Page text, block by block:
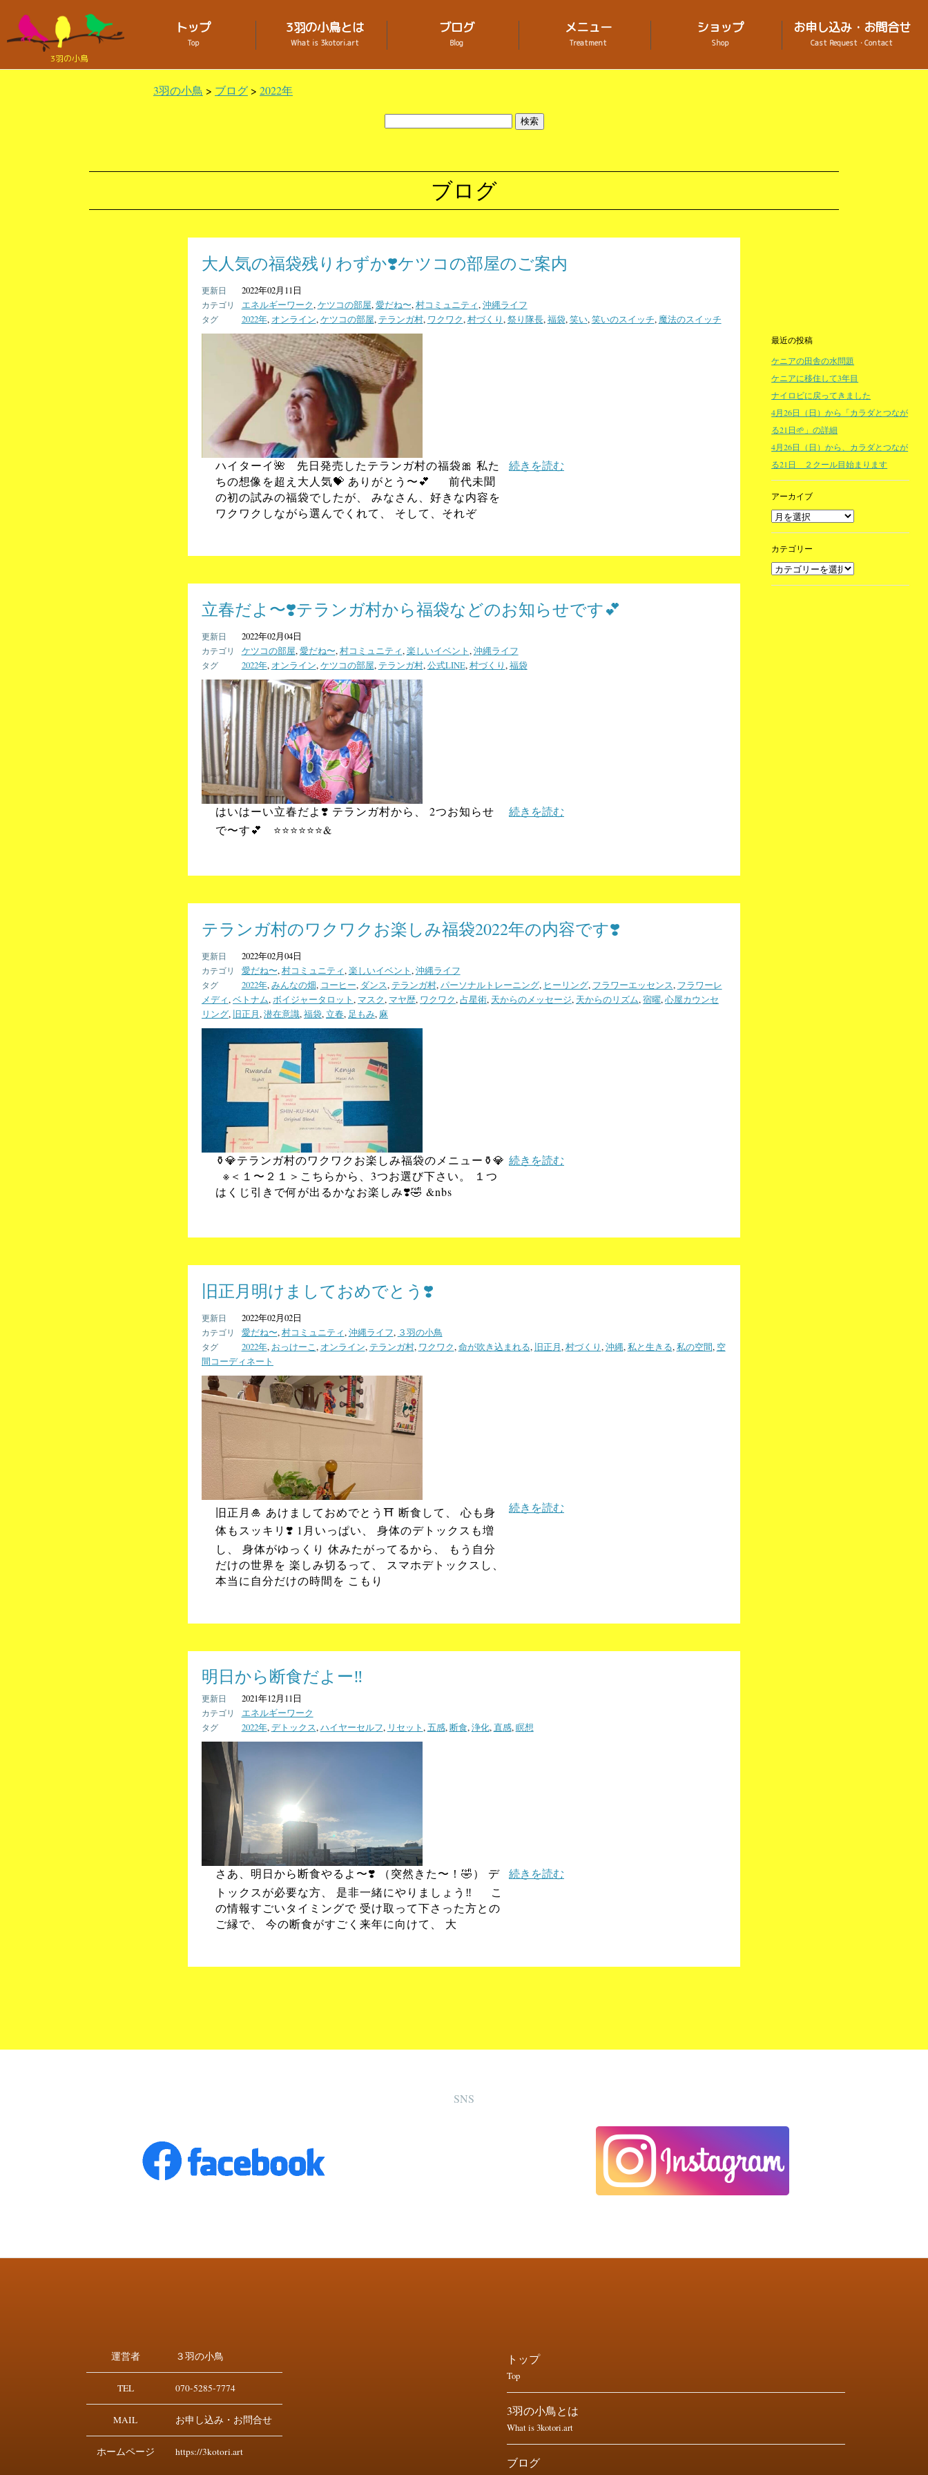
3羽の小鳥
トップ
Top
3羽の小鳥とは
What is 3kotori.art
ブログ
Blog
メニュー
Treatment
ショップ
Shop
お申し込み・お問合せ
Cast Request・Contact
3羽の小鳥 > ブログ > 2022年
ブログ
大人気の福袋残りわずか❣️ケツコの部屋のご案内
2022年02月11日
エネルギーワーク,ケツコの部屋,愛だね〜,村コミュニティ,沖縄ライフ
2022年, オンライン,ケツコの部屋, テランガ村, ワクワク,村づくり,祭り隊長,福袋,笑い,笑いのスイッチ, 魔法のスイッチ
ハイターイ🌺 先日発売したテランガ村の福袋🎀 私た
ちの想像を超え大人気💝 ありがとう〜💕 前代未聞
の初の試みの福袋でしたが、 みなさん、好きな内容を
ワクワクしながら選んでくれて、 そして、それぞ
続きを読む
立春だよ〜❣️テランガ村から福袋などのお知らせです💕
2022年02月04日
ケツコの部屋,愛だね〜,村コミュニティ,楽しいイベント,沖縄ライフ
2022年, オンライン,ケツコの部屋, テランガ村,公式LINE,村づくり,福袋
はいはーい立春だよ❣️ テランガ村から、 2つお知らせ
で〜す💕 ⭐️⭐️⭐️⭐️⭐️⭐&
続きを読む
テランガ村のワクワクお楽しみ福袋2022年の内容です❣️
2022年02月04日
愛だね〜,村コミュニティ,楽しいイベント,沖縄ライフ
2022年,みんなの畑, コーヒー, ダンス, テランガ村,パーソナルトレーニング, ヒーリング, フラワーエッセンス, フラワーレ
メディ,ベトナム,ボイジャータロット, マスク, マヤ歴, ワクワク,占星術, 天からのメッセージ, 天からのリズム,宿曜,心屋カウンセ
リング, 旧正月,潜在意識,福袋, 立春, 足もみ, 麻
⚱️💎テランガ村のワクワクお楽しみ福袋のメニュー⚱️💎
※＜１〜２１＞こちらから、3つお選び下さい。 １つ
はくじ引きで何が出るかなお楽しみ❣️🤣 &nbs
続きを読む
旧正月明けましておめでとう❣️
2022年02月02日
愛だね〜,村コミュニティ,沖縄ライフ, ３羽の小鳥
2022年, おっけーこ, オンライン, テランガ村, ワクワク,命が吹き込まれる, 旧正月,村づくり,沖縄,私と生きる,私の空間, 空
間コーディネート
旧正月🎍 あけましておめでとう⛩ 断食して、 心も身
体もスッキリ❣️ 1月いっぱい、 身体のデトックスも増
し、 身体がゆっくり 休みたがってるから、 もう自分
だけの世界を 楽しみ切るって、 スマホデトックスし、
本当に自分だけの時間を こもり
続きを読む
明日から断食だよー‼️
2021年12月11日
エネルギーワーク
2022年,デトックス,ハイヤーセルフ, リセット,五感,断食,浄化,直感,瞑想
さあ、明日から断食やるよ〜❣️ （突然きた〜！🤣） デ
トックスが必要な方、 是非一緒にやりましょう‼️ こ
の情報すごいタイミングで 受け取って下さった方との
ご縁で、 今の断食がすごく来年に向けて、 大
続きを読む
最近の投稿
ケニアの田舎の水問題
ケニアに移住して3年目
ナイロビに戻ってきました
4月26日（日）から「カラダとつなが
る21日🌱」の詳細
4月26日（日）から、カラダとつなが
る21日 ２クール目始まります
アーカイブ
カテゴリー
SNS
運営者 ３羽の小鳥
TEL 070-5285-7774
MAIL お申し込み・お問合せ
ホームページ https://3kotori.art
トップ
Top
3羽の小鳥とは
What is 3kotori.art
ブログ